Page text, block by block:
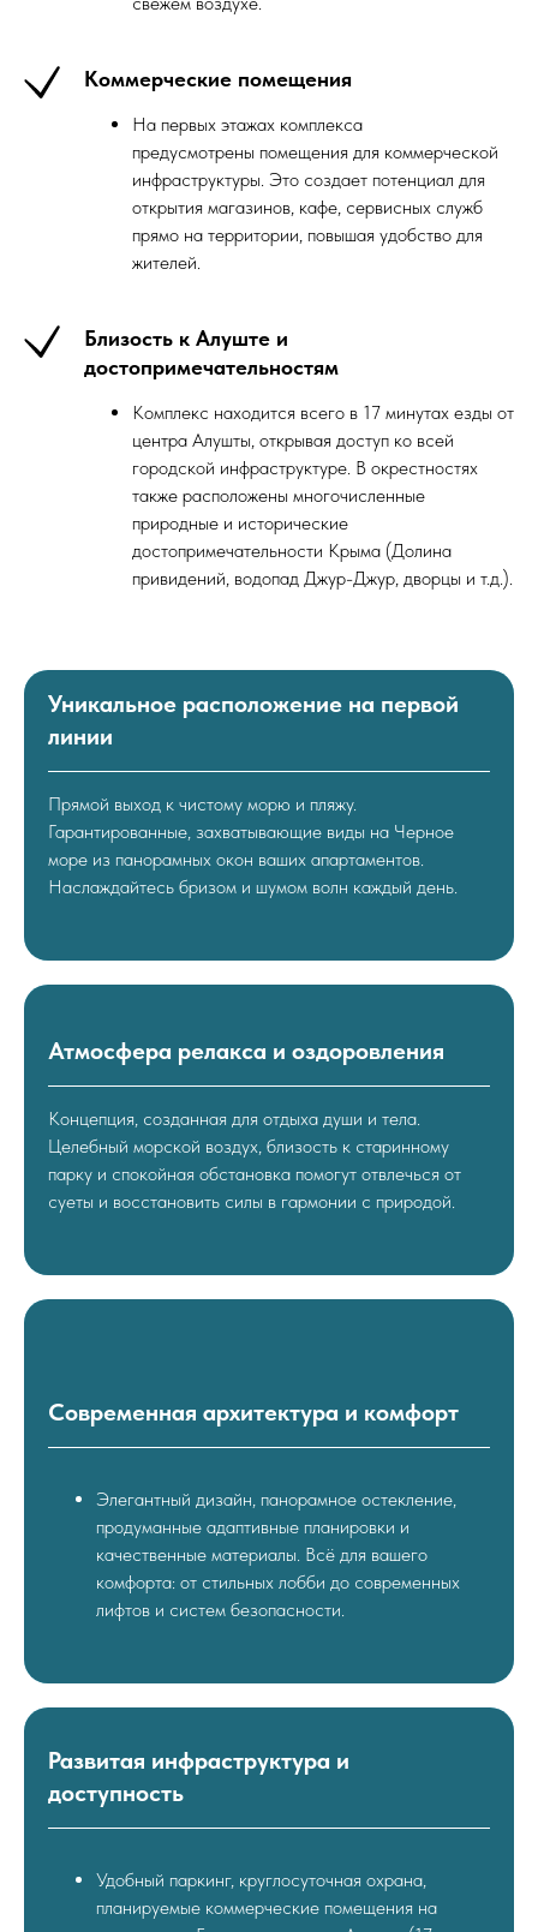
Коммерческие помещения
На первых этажах комплекса
предусмотрены помещения для коммерческой
инфраструктуры. Это создает потенциал для
открытия магазинов, кафе, сервисных служб
прямо на территории, повышая удобство для
жителей.
Близость к Алуште и
достопримечательностям
Комплекс находится всего в 17 минутах езды от
центра Алушты, открывая доступ ко всей
городской инфраструктуре. В окрестностях
также расположены многочисленные
природные и исторические
достопримечательности Крыма (Долина
привидений, водопад Джур-Джур, дворцы и т.д.).
Уникальное расположение на первой
линии
Прямой выход к чистому морю и пляжу.
Гарантированные, захватывающие виды на Черное
море из панорамных окон ваших апартаментов.
Наслаждайтесь бризом и шумом волн каждый день.
Атмосфера релакса и оздоровления
Концепция, созданная для отдыха души и тела.
Целебный морской воздух, близость к старинному
парку и спокойная обстановка помогут отвлечься от
суеты и восстановить силы в гармонии с природой.
Современная архитектура и комфорт
Элегантный дизайн, панорамное остекление,
продуманные адаптивные планировки и
качественные материалы. Всё для вашего
комфорта: от стильных лобби до современных
лифтов и систем безопасности.
Развитая инфраструктура и
доступность
Удобный паркинг, круглосуточная охрана,
планируемые коммерческие помещения на